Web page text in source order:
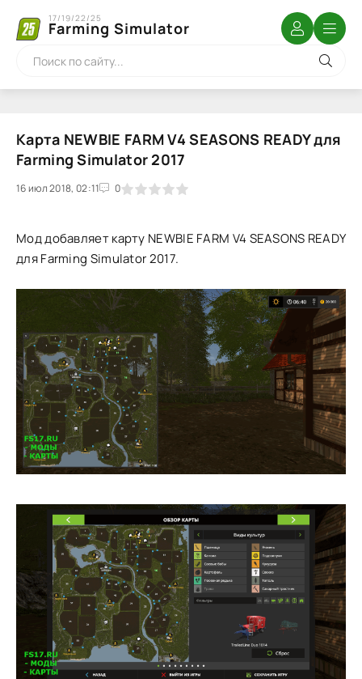
Farming Simulator
17/19/22/25
Карта NEWBIE FARM V4 SEASONS READY для
Farming Simulator 2017
16 июл 2018, 02:11 0
1 2 3 4 5
Мод добавляет карту NEWBIE FARM V4 SEASONS READY
для Farming Simulator 2017.